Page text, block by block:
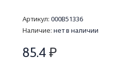
Артикул: 000В51336
Наличие: нет в наличии
85.4₽